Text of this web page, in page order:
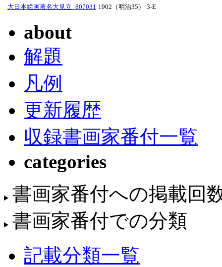
大日本絵画著名大見立_807031 1902（明治35） 3-E
about
解題
凡例
更新履歴
収録書画家番付一覧
categories
書画家番付への掲載回
書画家番付での分類
記載分類一覧